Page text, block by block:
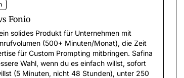
Fonio
solides Produkt für Unternehmen mit
(500+ Minuten/Monat), die Zeit
für Custom Prompting mitbringen. Safina
Wahl, wenn du es einfach willst, sofort
(5 Minuten, nicht 48 Stunden), unter 250